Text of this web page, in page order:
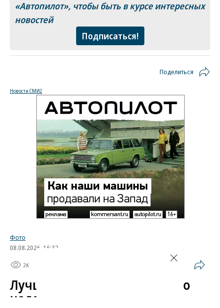
«Автопилот», чтобы быть в курсе интересных
новостей
Подписаться!
Поделиться
Новости СМИ2
Фото
08.08.2026, 16:32
2K
Лучшие автомобильные фото
недели